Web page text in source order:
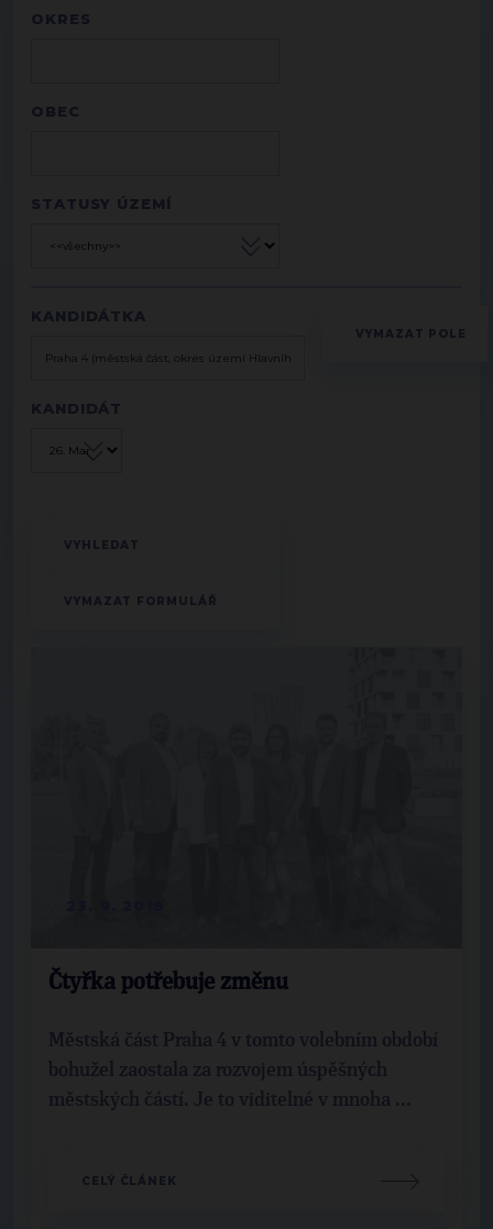
OKRES
OBEC
STATUSY ÚZEMÍ
KANDIDÁTKA
KANDIDÁT
Čtyřka potřebuje změnu
Městská část Praha 4 v tomto volebním období
bohužel zaostala za rozvojem úspěšných
městských částí. Je to viditelné v mnoha ...
CELÝ ČLÁNEK